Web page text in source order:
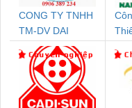
CONG TY TNHH
TM-DV DAI
DONG THANH